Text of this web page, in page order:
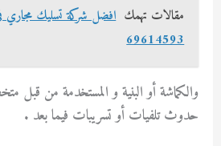
مقالات تهمك افضل شركة تسليك مجاري
69614593
والكماشة أو البنية و المستخدمة من
حدوث تلفيات أو تسريبات فيما بعد .